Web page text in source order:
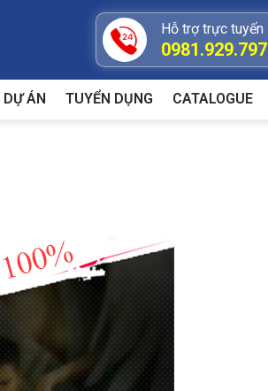
Hỗ trợ trực tuyến
0981.929.797
DỰ ÁN TUYỂN DỤNG CATALOGUE